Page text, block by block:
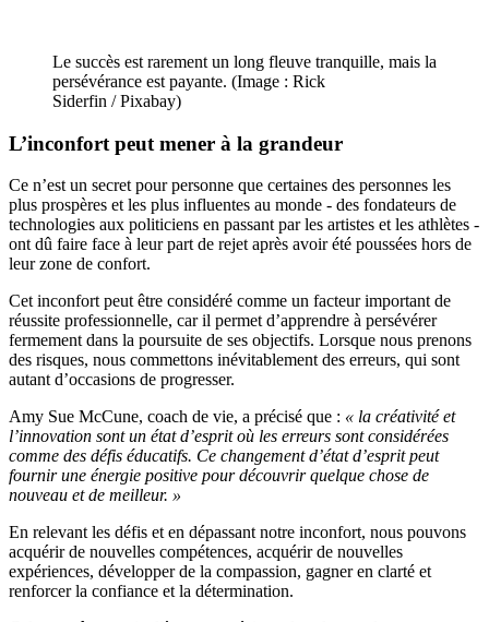
Le succès est rarement un long fleuve tranquille, mais la
persévérance est payante. (Image : Rick
Siderfin / Pixabay)
L’inconfort peut mener à la grandeur
Ce n’est un secret pour personne que certaines des personnes les
plus prospères et les plus influentes au monde - des fondateurs de
technologies aux politiciens en passant par les artistes et les athlètes -
ont dû faire face à leur part de rejet après avoir été poussées hors de
leur zone de confort.
Cet inconfort peut être considéré comme un facteur important de
réussite professionnelle, car il permet d’apprendre à persévérer
fermement dans la poursuite de ses objectifs. Lorsque nous prenons
des risques, nous commettons inévitablement des erreurs, qui sont
autant d’occasions de progresser.
Amy Sue McCune, coach de vie, a précisé que : « la créativité et
l’innovation sont un état d’esprit où les erreurs sont considérées
comme des défis éducatifs. Ce changement d’état d’esprit peut
fournir une énergie positive pour découvrir quelque chose de
nouveau et de meilleur. »
En relevant les défis et en dépassant notre inconfort, nous pouvons
acquérir de nouvelles compétences, acquérir de nouvelles
expériences, développer de la compassion, gagner en clarté et
renforcer la confiance et la détermination.